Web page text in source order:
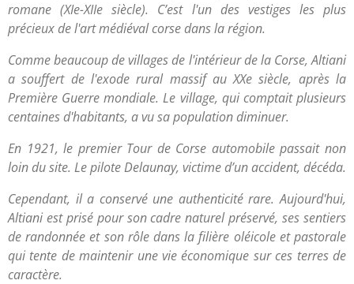
romane (XIe-XIIe siècle). C’est l'un des vestiges les plus
précieux de l'art médiéval corse dans la région.
Comme beaucoup de villages de l'intérieur de la Corse, Altiani
a souffert de l'exode rural massif au XXe siècle, après la
Première Guerre mondiale. Le village, qui comptait plusieurs
centaines d'habitants, a vu sa population diminuer.
En 1921, le premier Tour de Corse automobile passait non
loin du site. Le pilote Delaunay, victime d’un accident, décéda.
Cependant, il a conservé une authenticité rare. Aujourd'hui,
Altiani est prisé pour son cadre naturel préservé, ses sentiers
de randonnée et son rôle dans la filière oléicole et pastorale
qui tente de maintenir une vie économique sur ces terres de
caractère.